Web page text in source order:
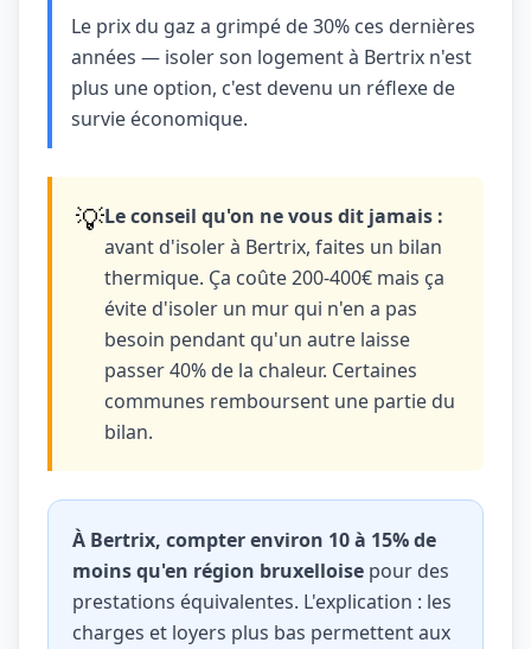
Le prix du gaz a grimpé de 30% ces dernières
années — isoler son logement à Bertrix n'est
plus une option, c'est devenu un réflexe de
survie économique.
💡Le conseil qu'on ne vous dit jamais :
avant d'isoler à Bertrix, faites un bilan
thermique. Ça coûte 200-400€ mais ça
évite d'isoler un mur qui n'en a pas
besoin pendant qu'un autre laisse
passer 40% de la chaleur. Certaines
communes remboursent une partie du
bilan.
À Bertrix, compter environ 10 à 15% de
moins qu'en région bruxelloise pour des
prestations équivalentes. L'explication : les
charges et loyers plus bas permettent aux